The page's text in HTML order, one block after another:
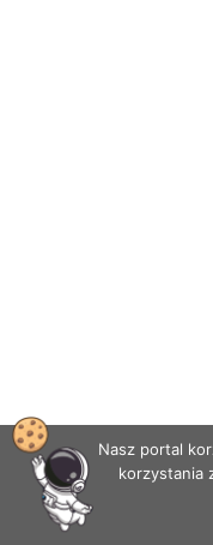
Nasz portal
korzystania